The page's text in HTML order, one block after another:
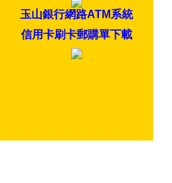
玉山銀行網路ATM系統
信用卡刷卡郵購單下載